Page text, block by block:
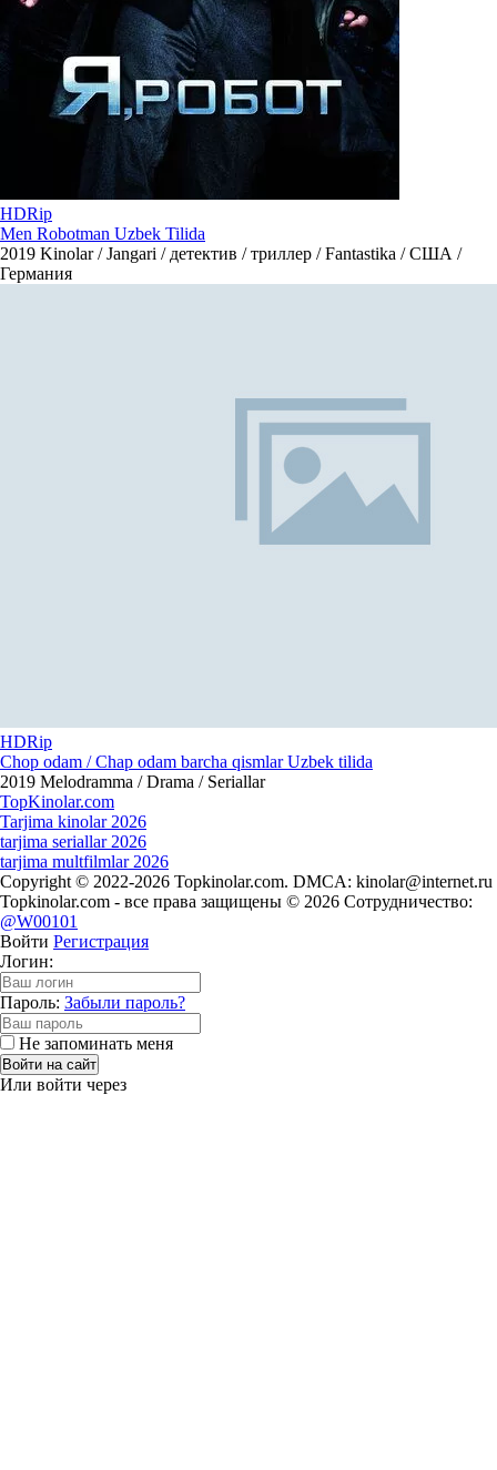
HDRip
Men Robotman Uzbek Tilida
2019 Kinolar / Jangari / детектив / триллер / Fantastika / США /
Германия
HDRip
Chop odam / Chap odam barcha qismlar Uzbek tilida
2019 Melodramma / Drama / Seriallar
TopKinolar.com
Tarjima kinolar 2026
tarjima seriallar 2026
tarjima multfilmlar 2026
Copyright © 2022-2026 Topkinolar.com. DMCA: kinolar@internet.ru
Topkinolar.com - все права защищены © 2026 Сотрудничество:
@W00101
Войти Регистрация
Логин:
Пароль: Забыли пароль?
Не запоминать меня
Войти на сайт
Или войти через